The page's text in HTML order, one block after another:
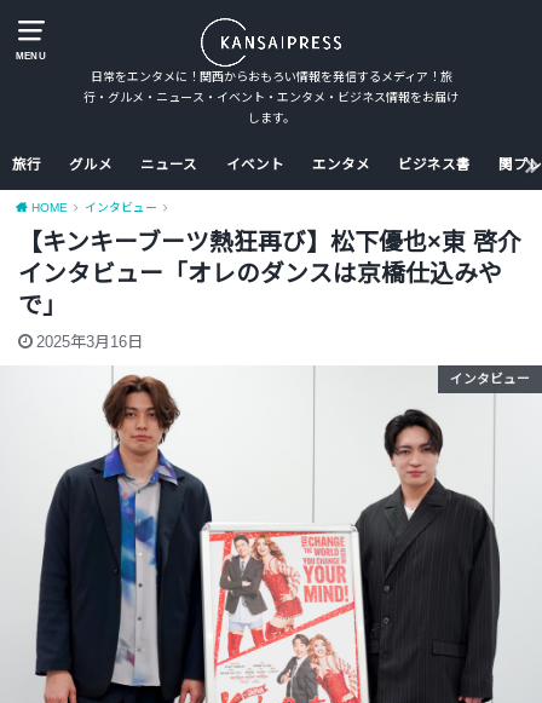
MENU
日常をエンタメに！関西からおもろい情報を発信するメディア！旅
行・グルメ・ニュース・イベント・エンタメ・ビジネス情報をお届け
します。
旅行 グルメ ニュース イベント エンタメ ビジネス書 関プ
HOME インタビュー
【キンキーブーツ熱狂再び】松下優也×東 啓介
インタビュー「オレのダンスは京橋仕込みや
で」
2025年3月16日
インタビュー